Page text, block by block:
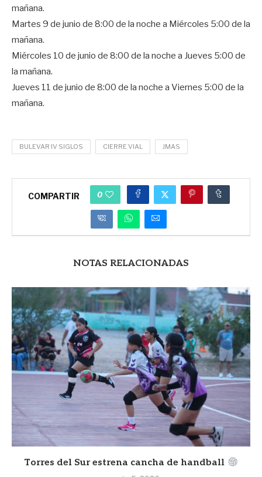
mañana.
Martes 9 de junio de 8:00 de la noche a Miércoles 5:00 de la
mañana.
Miércoles 10 de junio de 8:00 de la noche a Jueves 5:00 de
la mañana.
Jueves 11 de junio de 8:00 de la noche a Viernes 5:00 de la
mañana.
BULEVAR IV SIGLOS CIERRE VIAL JMAS
COMPARTIR 0
NOTAS RELACIONADAS
Torres del Sur estrena cancha de handball